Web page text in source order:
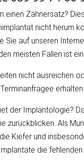
einen Zahnersatz?
nicht herum
Sie auf unseren
meisten Fällen ist
nicht ausreichen
der Implantologie?
zurückblicken. Als
Kiefer und
die